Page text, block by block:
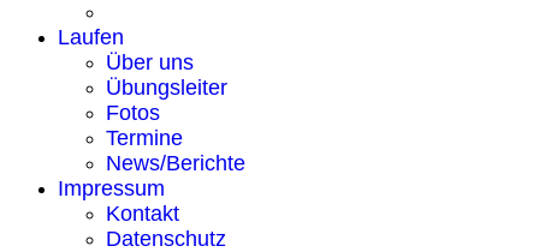
Laufen
Über uns
Übungsleiter
Fotos
Termine
News/Berichte
Impressum
Kontakt
Datenschutz